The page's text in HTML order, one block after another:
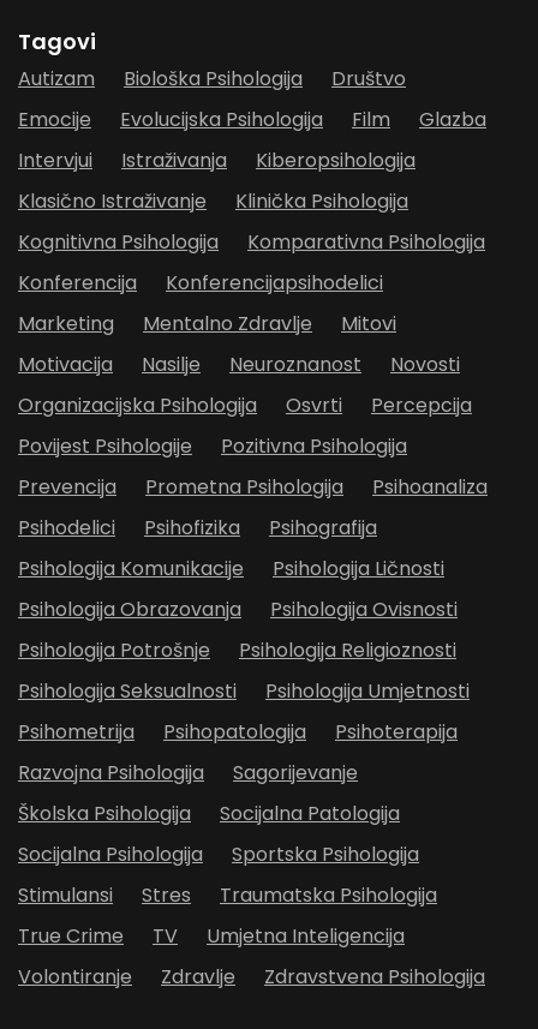
Tagovi
Autizam Biološka Psihologija
Društvo
Emocije
Evolucijska Psihologija Film
Glazba
Intervjui
Istraživanja
Kiberopsihologija
Klasično Istraživanje
Klinička Psihologija
Kognitivna Psihologija
Komparativna Psihologija
Konferencija
Konferencijapsihodelici
Marketing
Mentalno Zdravlje
Mitovi
Motivacija
Nasilje Neuroznanost
Novosti
Organizacijska Psihologija
Osvrti
Percepcija
Povijest Psihologije
Pozitivna Psihologija
Prevencija
Prometna Psihologija
Psihoanaliza
Psihodelici
Psihofizika
Psihografija
Psihologija Komunikacije
Psihologija Ličnosti
Psihologija Obrazovanja
Psihologija Ovisnosti
Psihologija Potrošnje
Psihologija Religioznosti
Psihologija Seksualnosti
Psihologija Umjetnosti
Psihometrija
Psihopatologija
Psihoterapija
Razvojna Psihologija
Sagorijevanje
Školska Psihologija
Socijalna Patologija
Socijalna Psihologija
Sportska Psihologija
Stimulansi
Stres
Traumatska Psihologija
True Crime
TV
Umjetna Inteligencija
Volontiranje
Zdravlje Zdravstvena Psihologija